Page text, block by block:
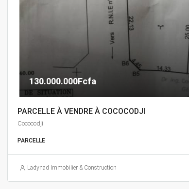
130.000.000Fcfa
PARCELLE À VENDRE À COCOCODJI
Cococodji
PARCELLE
Ladynad Immobilier & Construction